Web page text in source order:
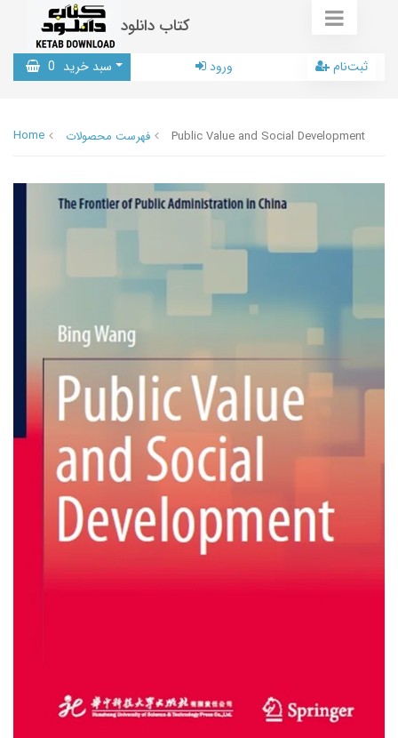
کتاب دانلود
سبد خرید 0 ورود ثبت‌نام
Home فهرست محصولات Public Value and Social Development